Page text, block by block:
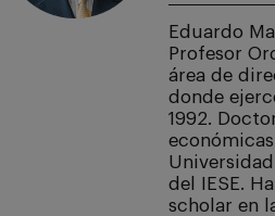
Eduardo
Profesor
área de
donde
1992.
del IESE.
scholar en